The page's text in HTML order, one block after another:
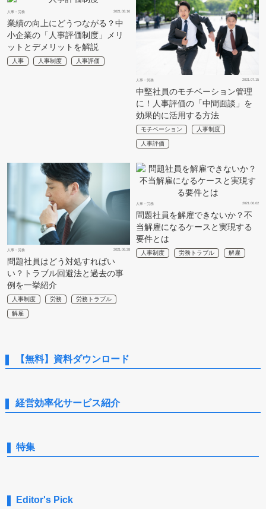
人事・労務 2021.08.16
業績の向上にどうつながる？中
小企業の「人事評価制度」メリ
ットとデメリットを解説
人事 人事制度 人事評価
人事・労務 2021.07.15
中堅社員のモチベーション管理
に！人事評価の「中間面談」を
効果的に活用する方法
モチベーション 人事制度
人事評価
人事・労務 2021.06.28
問題社員はどう対処すればい
い？トラブル回避法と過去の事
例を一挙紹介
人事制度 労務 労務トラブル
解雇
人事・労務 2021.06.02
問題社員を解雇できないか？不
当解雇になるケースと実現する
要件とは
人事制度 労務トラブル 解雇
【無料】資料ダウンロード
経営効率化サービス紹介
特集
Editor's Pick